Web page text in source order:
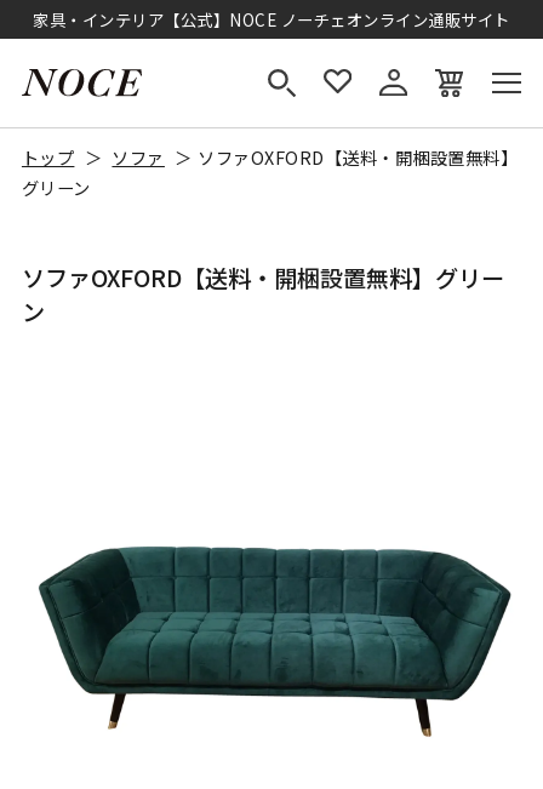
家具・インテリア【公式】NOCE ノーチェオンライン通販サイト
トップ ソファ
ソファOXFORD【送料・開梱設置無料】
グリーン
ソファOXFORD【送料・開梱設置無料】グリー
ン